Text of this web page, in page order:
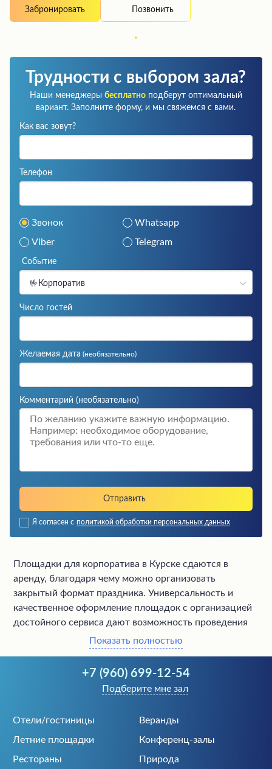
обеспечивая незабываемые впечатления для
посетителей. В караоке-зале гости могут насладиться
профессиональной настройкой микрофона под
является приятным бонусом. Однако стоит учесть, что
после окончания основной программы могут
потребоваться дополнительные расходы на продление
вечера или заказ блюд.
Забронировать Позвонить
Трудности с выбором зала?
Наши менеджеры бесплатноподберут оптимальный
вариант. Заполните форму, и мы свяжемся с вами.
Как вас зовут?
Телефон
Звонок
Whatsapp
Viber
Telegram
Событие
🤟Корпоратив
Число гостей
Желаемая дата (необязательно)
Комментарий (необязательно)
Я согласен с политикой обработки персональных данных
Показать полностью
Площадки для корпоратива в Курске сдаются в
аренду, благодаря чему можно организовать
закрытый формат праздника. Универсальность и
качественное оформление площадок с организацией
достойного сервиса дают возможность проведения
лучших мероприятий!
В нашем каталоге имеются предложения от хорошо
оборудованных площадок, где может разместиться
позволяет снять нужное пространство. К каждому
обзоры с фотографиями. Любую из площадок можно
забронировать через наш каталог бесплатно!
Отели/гостиницы
Веранды
Летние площадки
Конференц-залы
Рестораны
Природа
+7 (960) 699-12-54
Подберите мне зал